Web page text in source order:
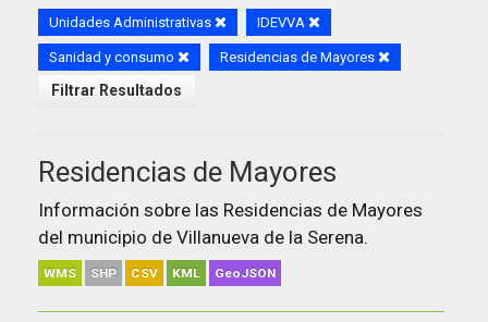
Unidades Administrativas IDEVVA
Sanidad y consumo Residencias de Mayores
Filtrar Resultados
Residencias de Mayores
Información sobre las Residencias de Mayores
del municipio de Villanueva de la Serena.
WMS SHP CSV KML GeoJSON